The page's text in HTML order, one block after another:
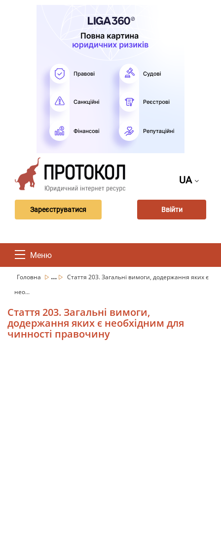
UA
Зареєструватися Ввійти
Меню
Головна ...
Стаття 203. Загальні вимоги, додержання яких є
нео...
Стаття 203. Загальні вимоги,
додержання яких є необхідним для
чинності правочину